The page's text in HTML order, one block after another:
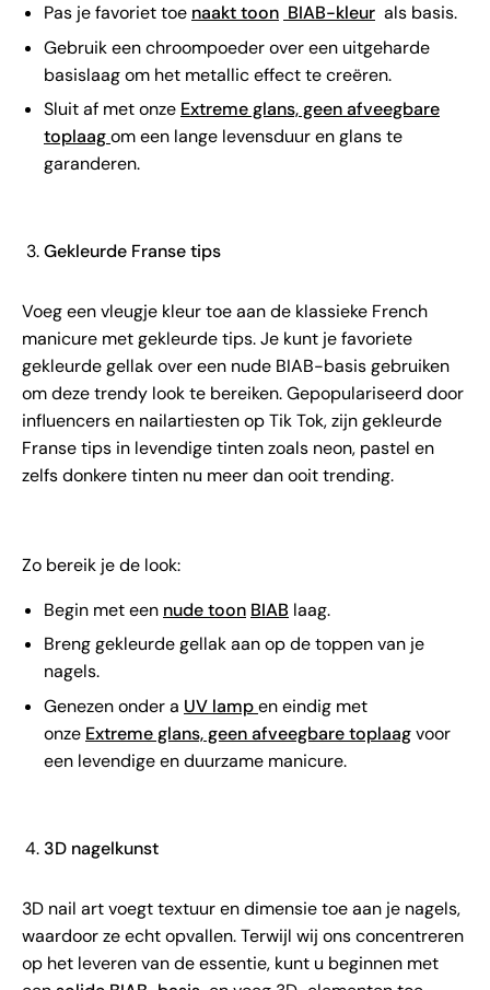
Pas je favoriet toe naakt toon BIAB-kleur als basis.
Gebruik een chroompoeder over een uitgeharde
basislaag om het metallic effect te creëren.
Sluit af met onze Extreme glans, geen afveegbare
toplaagom een ​​lange levensduur en glans te
garanderen.
Gekleurde Franse tips
Voeg een vleugje kleur toe aan de klassieke French
manicure met gekleurde tips. Je kunt je favoriete
gekleurde gellak over een nude BIAB-basis gebruiken
om deze trendy look te bereiken. Gepopulariseerd door
influencers en nailartiesten op Tik Tok, zijn gekleurde
Franse tips in levendige tinten zoals neon, pastel en
zelfs donkere tinten nu meer dan ooit trending.
Zo bereik je de look:
Begin met een nude toon BIAB laag.
Breng gekleurde gellak aan op de toppen van je
nagels.
Genezen onder a UV lampen eindig met
onze Extreme glans, geen afveegbare toplaagvoor
een levendige en duurzame manicure.
3D nagelkunst
3D nail art voegt textuur en dimensie toe aan je nagels,
waardoor ze echt opvallen. Terwijl wij ons concentreren
op het leveren van de essentie, kunt u beginnen met